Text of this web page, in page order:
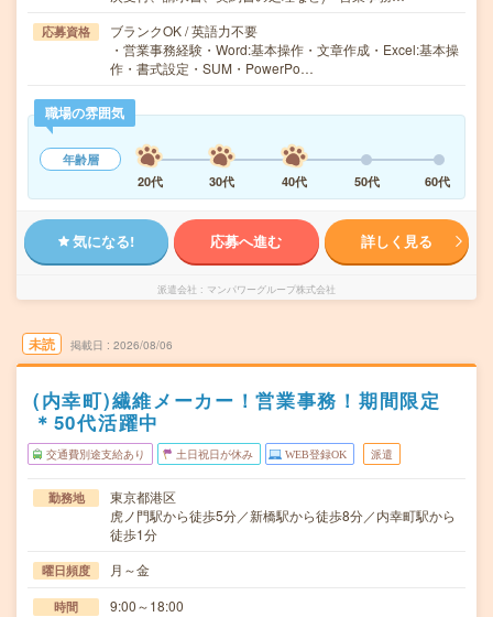
応募資格
ブランクOK / 英語力不要
・営業事務経験・Word:基本操作・文章作成・Excel:基本操
作・書式設定・SUM・PowerPo…
職場の雰囲気
年齢層
20代
30代 40代 50代 60代
気になる! 応募へ進む 詳しく見る
派遣会社 マンパワーグループ株式会社
未読 掲載日 2026/08/06
(内幸町)繊維メーカー！営業事務！期間限定
＊50代活躍中
交通費別途支給あり 土日祝日が休み WEB登録OK 派遣
勤務地
東京都港区
虎ノ門駅から徒歩5分／新橋駅から徒歩8分／内幸町駅から
徒歩1分
曜日頻度 月～金
時間 9:00～18:00